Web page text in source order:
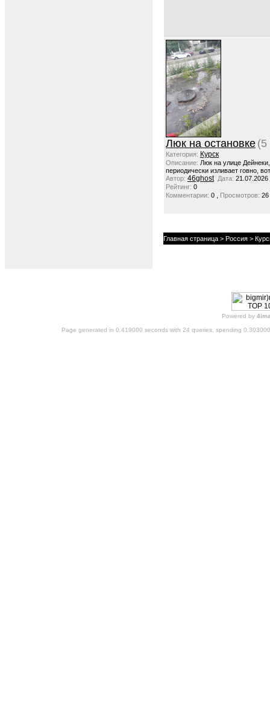
Люк на остановке (5
Категория: Курск
Описание: Люк на улице
периодически изливает говно,
Автор: 46ghost Дата: 21.07.2026
Рейтинг: 0
Комментарии: 0 , Просмотров: 26
Главная страница > Россия >
Powered by
Page generated in 0.419000 seconds with 24 queries, spending